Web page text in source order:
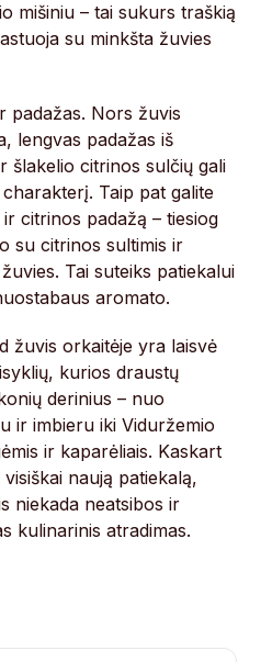
mišiniu – tai sukurs traškią
su minkšta žuvies
padažas. Nors žuvis
lengvas padažas iš
šlakelio citrinos sulčių gali
Taip pat galite
citrinos padažą – tiesiog
su citrinos sultimis ir
Tai suteiks patiekalui
aromato.
žuvis orkaitėje yra laisvė
kurios draustų
derinius – nuo
ir imbieru iki Viduržemio
ir kaparėliais. Kaskart
naują patiekalą,
niekada neatsibos ir
kulinarinis atradimas.